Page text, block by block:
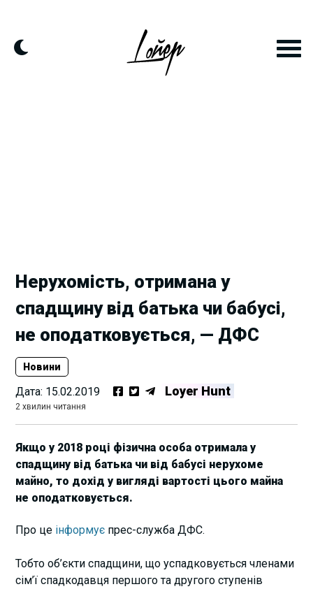
content
Нерухомість, отримана у
спадщину від батька чи бабусі,
не оподатковується, — ДФС
Новини
Дата: 15.02.2019 Loyer Hunt
2 хвилин читання
Якщо у 2018 році фізична особа отримала у
спадщину від батька чи від бабусі нерухоме
майно, то дохід у вигляді вартості цього майна
не оподатковується.
Про це інформує прес-служба ДФС.
Тобто об’єкти спадщини, що успадковується членами
сім’ї спадкодавця першого та другого ступенів